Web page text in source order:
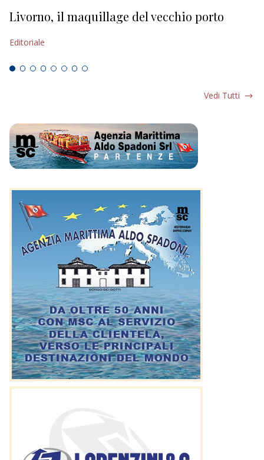
Livorno, il maquillage del vecchio porto
Editoriale
Vedi Tutti